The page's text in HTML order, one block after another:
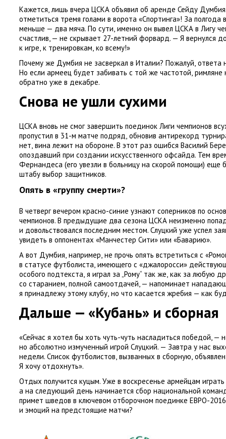
Кажется, лишь вчера ЦСКА объявил об аренде Сейду
отметиться тремя голами в ворота «Спортинга»! За полгода
меньше — два мяча. По сути, именно он вывел ЦСКА в Лигу
счастлив, — не скрывает 27-летний форвард. — Я вернулся
к игре, к тренировкам, ко всему!»
Почему же Думбия не засверкал в Италии? Пожалуй, ответа
Но если армеец будет забивать с той же частотой, римляне
обратно уже в декабре.
Снова не ушли сухими
ЦСКА вновь не смог завершить поединок Лиги чемпионов
пропустил в 31-м матче подряд, обновив антирекорд
нет, вина лежит на обороне. В этот раз ошибся Василий
опоздавший при создании искусственного офсайда. Тем
Фернандеса (его увезли в больницу на скорой помощи) еще
штабу выбор защитников.
Опять в «группу смерти»?
В четверг вечером красно-синие узнают соперников по
чемпионов. В предыдущие два сезона ЦСКА неизменно
и довольствовался последним местом. Слуцкий уже успел
увидеть в оппонентах «Манчестер Сити» или «Баварию».
А вот Думбия, например, не прочь опять встретиться с
в статусе футболиста, имеющего с «джалоросси»
особого подтекста, я играл за „Рому“ так же, как за любую
со старанием, полной самоотдачей, — напоминает
я принадлежу этому клубу, но что касается жребия — как
Дальше — «Кубань» и сборная
«Сейчас я хотел бы хоть чуть-чуть насладиться победой, —
но абсолютно измученный игрой Слуцкий. — Завтра у нас
недели. Список футболистов, вызванных в сборную, объявлен
Я хочу отдохнуть».
Отдых получится куцым. Уже в воскресенье армейцам
а на следующий день начинается сбор национальной
примет шведов в ключевом отборочном поединке ЕВРО-
и эмоций на предстоящие матчи?